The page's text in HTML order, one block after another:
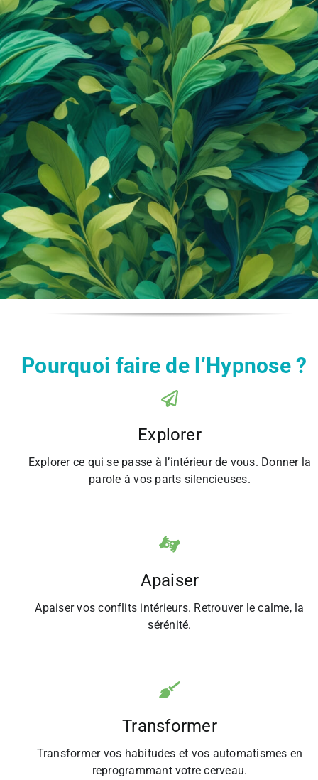
Pourquoi faire de l’Hypnose ?
Explorer
Explorer ce qui se passe à l’intérieur de vous. Donner la
parole à vos parts silencieuses.
Apaiser
Apaiser vos conflits intérieurs. Retrouver le calme, la
sérénité.
Transformer
Transformer vos habitudes et vos automatismes en
reprogrammant votre cerveau.